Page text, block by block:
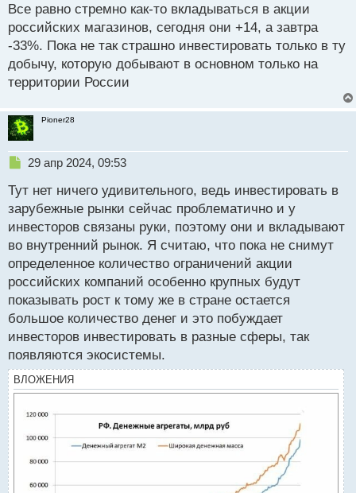
п
р
о
ч
и
т
н
н
ы
й
п
с
т
Все равно стремно как-то вкладываться в акции
российских магазинов, сегодня они +14, а завтра
-33%. Пока не так страшно инвестировать только в ту
добычу, которую добывают в основном только на
территории России
Pioner28
Н
п
р
о
ч
и
т
а
н
н
ы
й
о
с
т
29 апр 2024, 09:53
Тут нет ничего удивительного, ведь инвестировать в
зарубежные рынки сейчас проблематично и у
инвесторов связаны руки, поэтому они и вкладывают
во внутренний рынок. Я считаю, что пока не снимут
определенное количество ограничений акции
российских компаний особенно крупных будут
показывать рост к тому же в стране остается
большое количество денег и это побуждает
инвесторов инвестировать в разные сферы, так
появляются экосистемы.
ВЛОЖЕНИЯ